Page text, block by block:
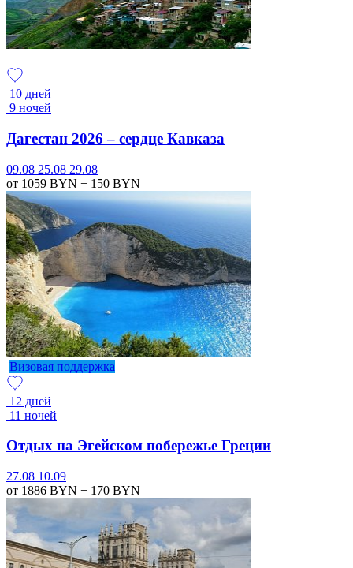
10 дней
9 ночей
Дагестан 2026 – сердце Кавказа
09.08 25.08 29.08
от 1059 BYN + 150 BYN
Визовая поддержка
12 дней
11 ночей
Отдых на Эгейском побережье Греции
27.08 10.09
от 1886 BYN + 170 BYN